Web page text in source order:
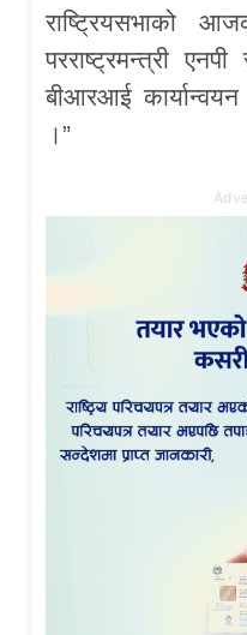
राष्ट्रियसभाको
परराष्ट्रमन्त्री
बीआरआई
।”